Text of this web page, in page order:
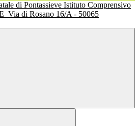
Istituto Comprensivo
Via di Rosano 16/A - 50065